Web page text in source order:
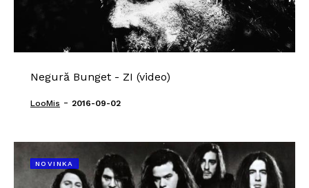
Negură Bunget - ZI (video)
LooMis - 2016-09-02
NOVINKA